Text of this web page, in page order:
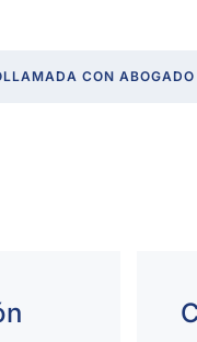
CON ABOGADO